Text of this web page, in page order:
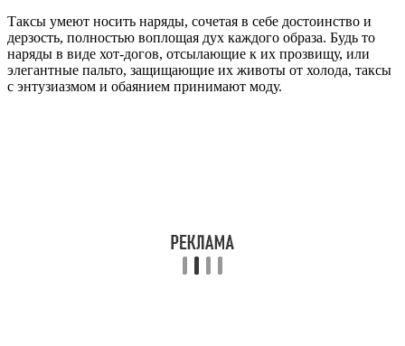
Таксы умеют носить наряды, сочетая в себе достоинство и
дерзость, полностью воплощая дух каждого образа. Будь то
наряды в виде хот-догов, отсылающие к их прозвищу, или
элегантные пальто, защищающие их животы от холода, таксы
с энтузиазмом и обаянием принимают моду.